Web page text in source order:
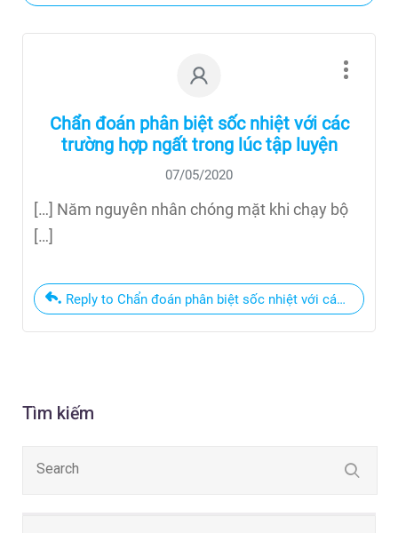
Tìm kiếm
Chẩn đoán phân biệt sốc nhiệt với các
trường hợp ngất trong lúc tập luyện
07/05/2020
[…] Năm nguyên nhân chóng mặt khi chạy bộ
[…]
Reply to Chẩn đoán phân biệt sốc nhiệt với các trường